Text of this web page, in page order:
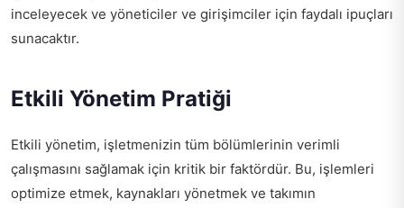
inceleyecek ve yöneticiler ve girişimciler için faydalı ipuçları
sunacaktır.
Etkili Yönetim Pratiği
Etkili yönetim, işletmenizin tüm bölümlerinin verimli
çalışmasını sağlamak için kritik bir faktördür. Bu, işlemleri
optimize etmek, kaynakları yönetmek ve takımın